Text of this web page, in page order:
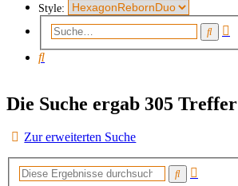
Style:
Suche
Suche
Die Suche ergab 305 Treffer
Zur erweiterten Suche
Suche